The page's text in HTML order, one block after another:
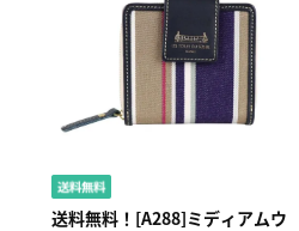
送料無料！[A288]ミディアムウ